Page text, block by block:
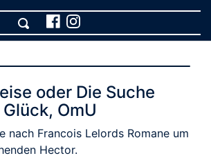
oder Die Suche
OmU
nach Francois Lelords Romane um
Hector.